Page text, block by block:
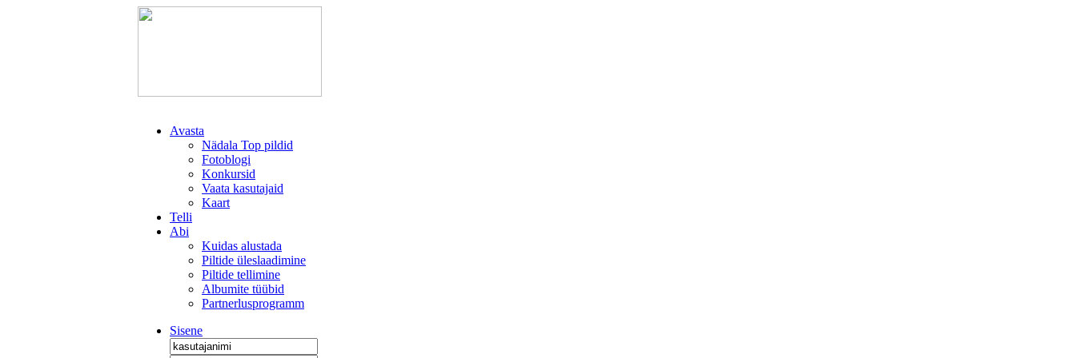
Avasta
Nädala Top pildid
Fotoblogi
Konkursid
Vaata kasutajaid
Kaart
Telli
Abi
Kuidas alustada
Piltide üleslaadimine
Piltide tellimine
Albumite tüübid
Partnerlusprogramm
Sisene